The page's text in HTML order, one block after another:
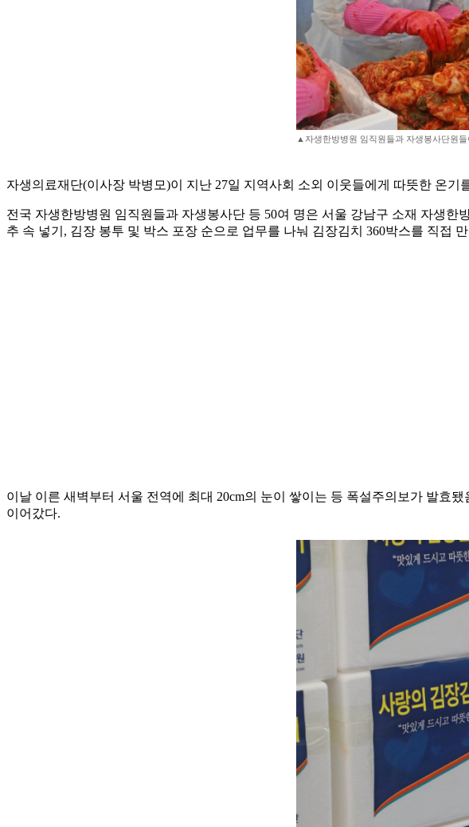
▲자생한방병원 임직원들과 자생봉사단원
자생의료재단(이사장 박병모)이 지난 27일 지역사회 소외 이웃들에게 따뜻한 온기
전국 자생한방병원 임직원들과 자생봉사단 등 50여 명은 서울 강남구 소재 자생
추 속 넣기, 김장 봉투 및 박스 포장 순으로 업무를 나눠 김장김치 360박스를 직접
이날 이른 새벽부터 서울 전역에 최대 20cm의 눈이 쌓이는 등 폭설주의보가 발효
이어갔다.